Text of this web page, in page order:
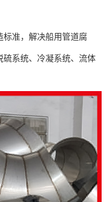
标准，解决船用管道腐
硫系统、冷凝系统、流体